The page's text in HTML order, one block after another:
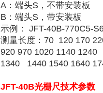
A：端头S，不带安装板
B：端头S，带安装板
示例： JFT-40B-770C5-
测量长度：70 120 170
920 970 1020 1140 1240
1340 1440 1540 1640
JFT-40B光栅尺技术参数